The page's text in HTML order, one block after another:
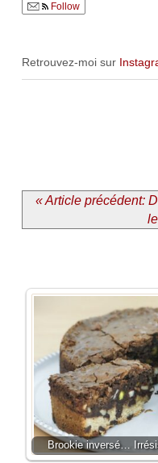
Follow
Retrouvez-moi sur
« Article précédent:
Brookie inversé…